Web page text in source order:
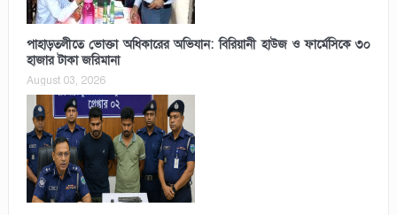
পাহাড়তলীতে ভোক্তা অধিকারের অভিযান: বিরিয়ানী হাউজ ও ফার্মেসিকে ৩০
হাজার টাকা জরিমানা
August 03, 2026